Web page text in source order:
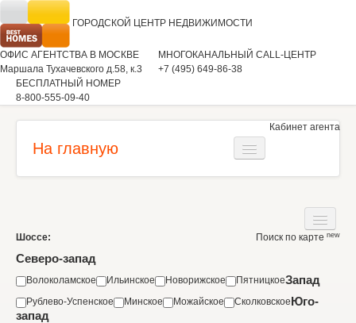
ГОРОДСКОЙ ЦЕНТР НЕДВИЖИМОСТИ
ОФИС АГЕНТСТВА В МОСКВЕ
Маршала Тухачевского д.58, к.3
МНОГОКАНАЛЬНЫЙ CALL-ЦЕНТР
+7 (495) 649-86-38
БЕСПЛАТНЫЙ НОМЕР
8-800-555-09-40
Кабинет агента
На главную
Аренда
Вакансии
Участки
Квартиры
Шоссе: Поиск по карте new
Северо-запад
Волоколамское Ильинское Новорижское ПятницкоеЗапад
Рублево-Успенское Минское Можайское СколковскоеЮго-
запад